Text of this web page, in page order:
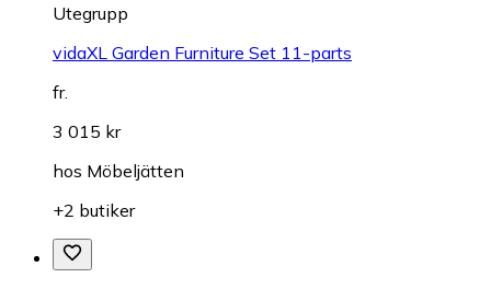
Utegrupp
vidaXL Garden Furniture Set 11-parts
fr.
3 015 kr
hos Möbeljätten
+2 butiker